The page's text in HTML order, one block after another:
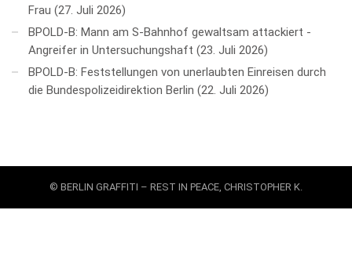
Frau
27. Juli 2026
BPOLD-B: Mann am S-Bahnhof gewaltsam attackiert -
Angreifer in Untersuchungshaft
23. Juli 2026
BPOLD-B: Feststellungen von unerlaubten Einreisen durch
die Bundespolizeidirektion Berlin
22. Juli 2026
© BERLIN GRAFFITI – REST IN PEACE, CHRISTOPHER K.